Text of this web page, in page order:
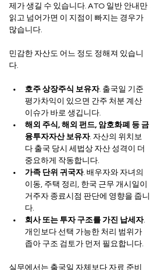
제가 생길 수 있습니다. ATO 일반 안내만
읽고 넘어가면 이 지점이 빠지는 경우가
많습니다.
민감한 자산도 어느 정도 정해져 있습니
다.
호주 상장주식 보유자. 출국일 기준
평가차익이 있으면 간주 처분 계산
이슈가 바로 생깁니다.
해외 주식, 해외 펀드, 암호화폐 등 금
융투자자산 보유자. 자산의 위치보
다 출국 당시 세법상 자산 성격이 더
중요하게 작동합니다.
가족 단위 귀국자. 배우자와 자녀의
이동, 주택 정리, 한국 근무 개시일이
거주자 종료시점 판단에 영향을 줍니
다.
회사 또는 투자 구조를 가진 납세자.
개인보다 선택 가능한 처리 범위가
좁아 구조 검토가 먼저 필요합니다.
실무에서는 출국일 자체보다 자료 준비